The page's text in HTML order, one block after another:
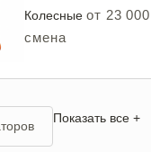
Колесные от 23
смена
Показать все +